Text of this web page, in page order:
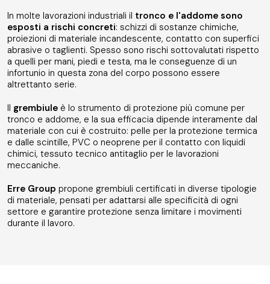
In molte lavorazioni industriali il tronco e l'addome sono
esposti a rischi concreti: schizzi di sostanze chimiche,
proiezioni di materiale incandescente, contatto con superfici
abrasive o taglienti. Spesso sono rischi sottovalutati rispetto
a quelli per mani, piedi e testa, ma le conseguenze di un
infortunio in questa zona del corpo possono essere
altrettanto serie.
Il grembiule è lo strumento di protezione più comune per
tronco e addome, e la sua efficacia dipende interamente dal
materiale con cui è costruito: pelle per la protezione termica
e dalle scintille, PVC o neoprene per il contatto con liquidi
chimici, tessuto tecnico antitaglio per le lavorazioni
meccaniche.
Erre Group propone grembiuli certificati in diverse tipologie
di materiale, pensati per adattarsi alle specificità di ogni
settore e garantire protezione senza limitare i movimenti
durante il lavoro.